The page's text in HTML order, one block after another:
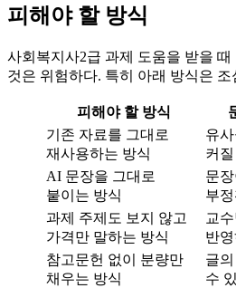
피해야 할 방식
사회복지사2급 과제 도움을 받을
것은 위험하다. 특히 아래 방식은 조
피해야 할 방식
기존 자료를 그대로
재사용하는 방식
유
커
AI 문장을 그대로
붙이는 방식
문
부
과제 주제도 보지 않고
가격만 말하는 방식
교
반
참고문헌 없이 분량만
채우는 방식
글
수